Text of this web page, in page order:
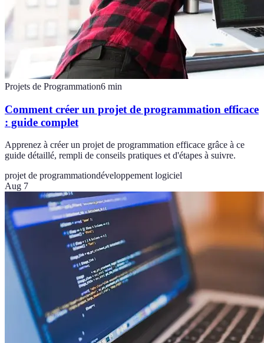
Projets de Programmation6 min
Comment créer un projet de programmation efficace
: guide complet
Apprenez à créer un projet de programmation efficace grâce à ce
guide détaillé, rempli de conseils pratiques et d'étapes à suivre.
projet de programmationdéveloppement logiciel
Aug 7